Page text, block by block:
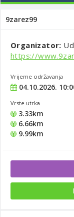
9zarez99
Organizator:
https://
Vrijeme održavanja
04.10.2026.
Vrste utrka
3.33km
6.66km
9.99km